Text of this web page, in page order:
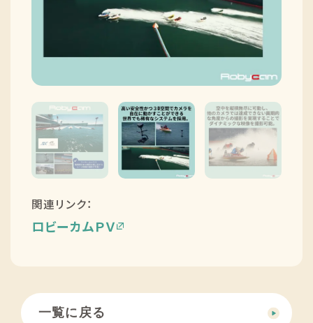
ご意見・ご感想
関連リンク：
ロビーカムＰＶ
一覧に戻る